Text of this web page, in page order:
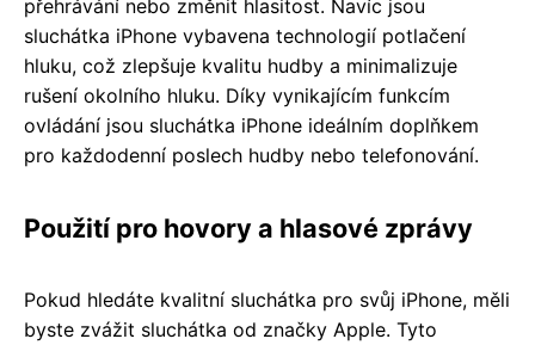
přehrávání nebo změnit hlasitost. Navíc jsou
sluchátka iPhone vybavena technologií potlačení
hluku, což zlepšuje kvalitu hudby a minimalizuje
rušení okolního hluku. Díky vynikajícím funkcím
ovládání jsou sluchátka iPhone ideálním doplňkem
pro každodenní poslech hudby nebo telefonování.
Použití pro hovory a hlasové zprávy
Pokud hledáte kvalitní sluchátka pro svůj iPhone, měli
byste zvážit sluchátka od značky Apple. Tyto